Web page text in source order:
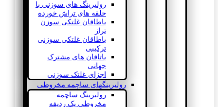
رولبرینگ های سوزنی با
حلقه های تراش خورده
یاطاقان غلتکی سوزن
تراز
یاطاقان غلتکی سوزنی
ترکیبی
یاتاقان های مشترک
جهانی
اجزای غلتک سوزنی
رولبرینگهای ساچمه مخروطی
رولبرینگ ساچمه
مخروطی یک ردیفه